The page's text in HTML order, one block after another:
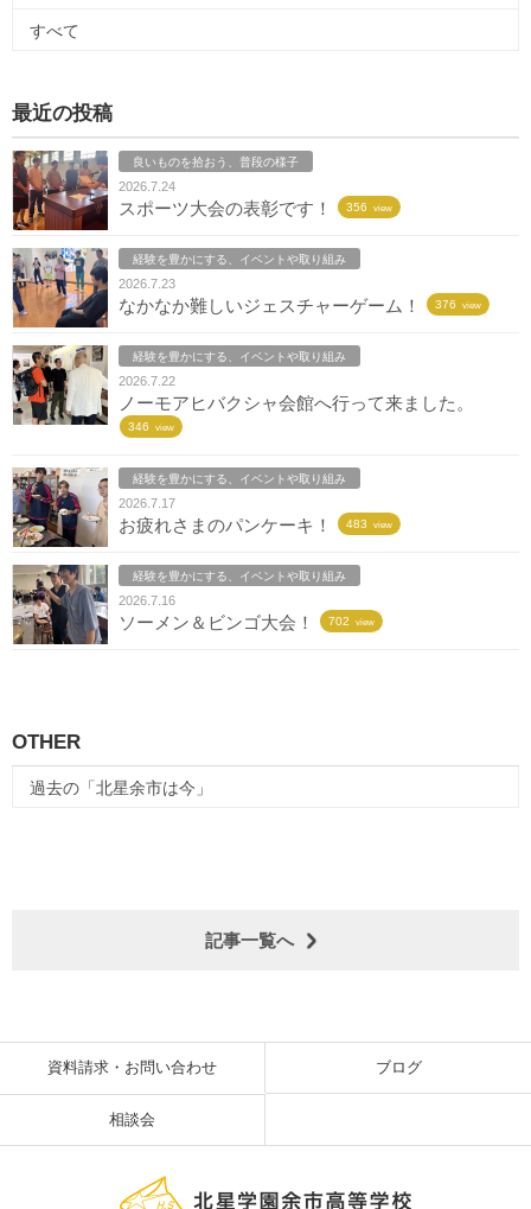
すべて
最近の投稿
良いものを拾おう、普段の様子
2026.7.24
スポーツ大会の表彰です！ 356 view
経験を豊かにする、イベントや取り組み
2026.7.23
なかなか難しいジェスチャーゲーム！ 376 view
経験を豊かにする、イベントや取り組み
2026.7.22
ノーモアヒバクシャ会館へ行って来ました。
346 view
経験を豊かにする、イベントや取り組み
2026.7.17
お疲れさまのパンケーキ！ 483 view
経験を豊かにする、イベントや取り組み
2026.7.16
ソーメン＆ビンゴ大会！ 702 view
OTHER
過去の「北星余市は今」
記事一覧へ
資料請求・お問い合わせ ブログ
相談会